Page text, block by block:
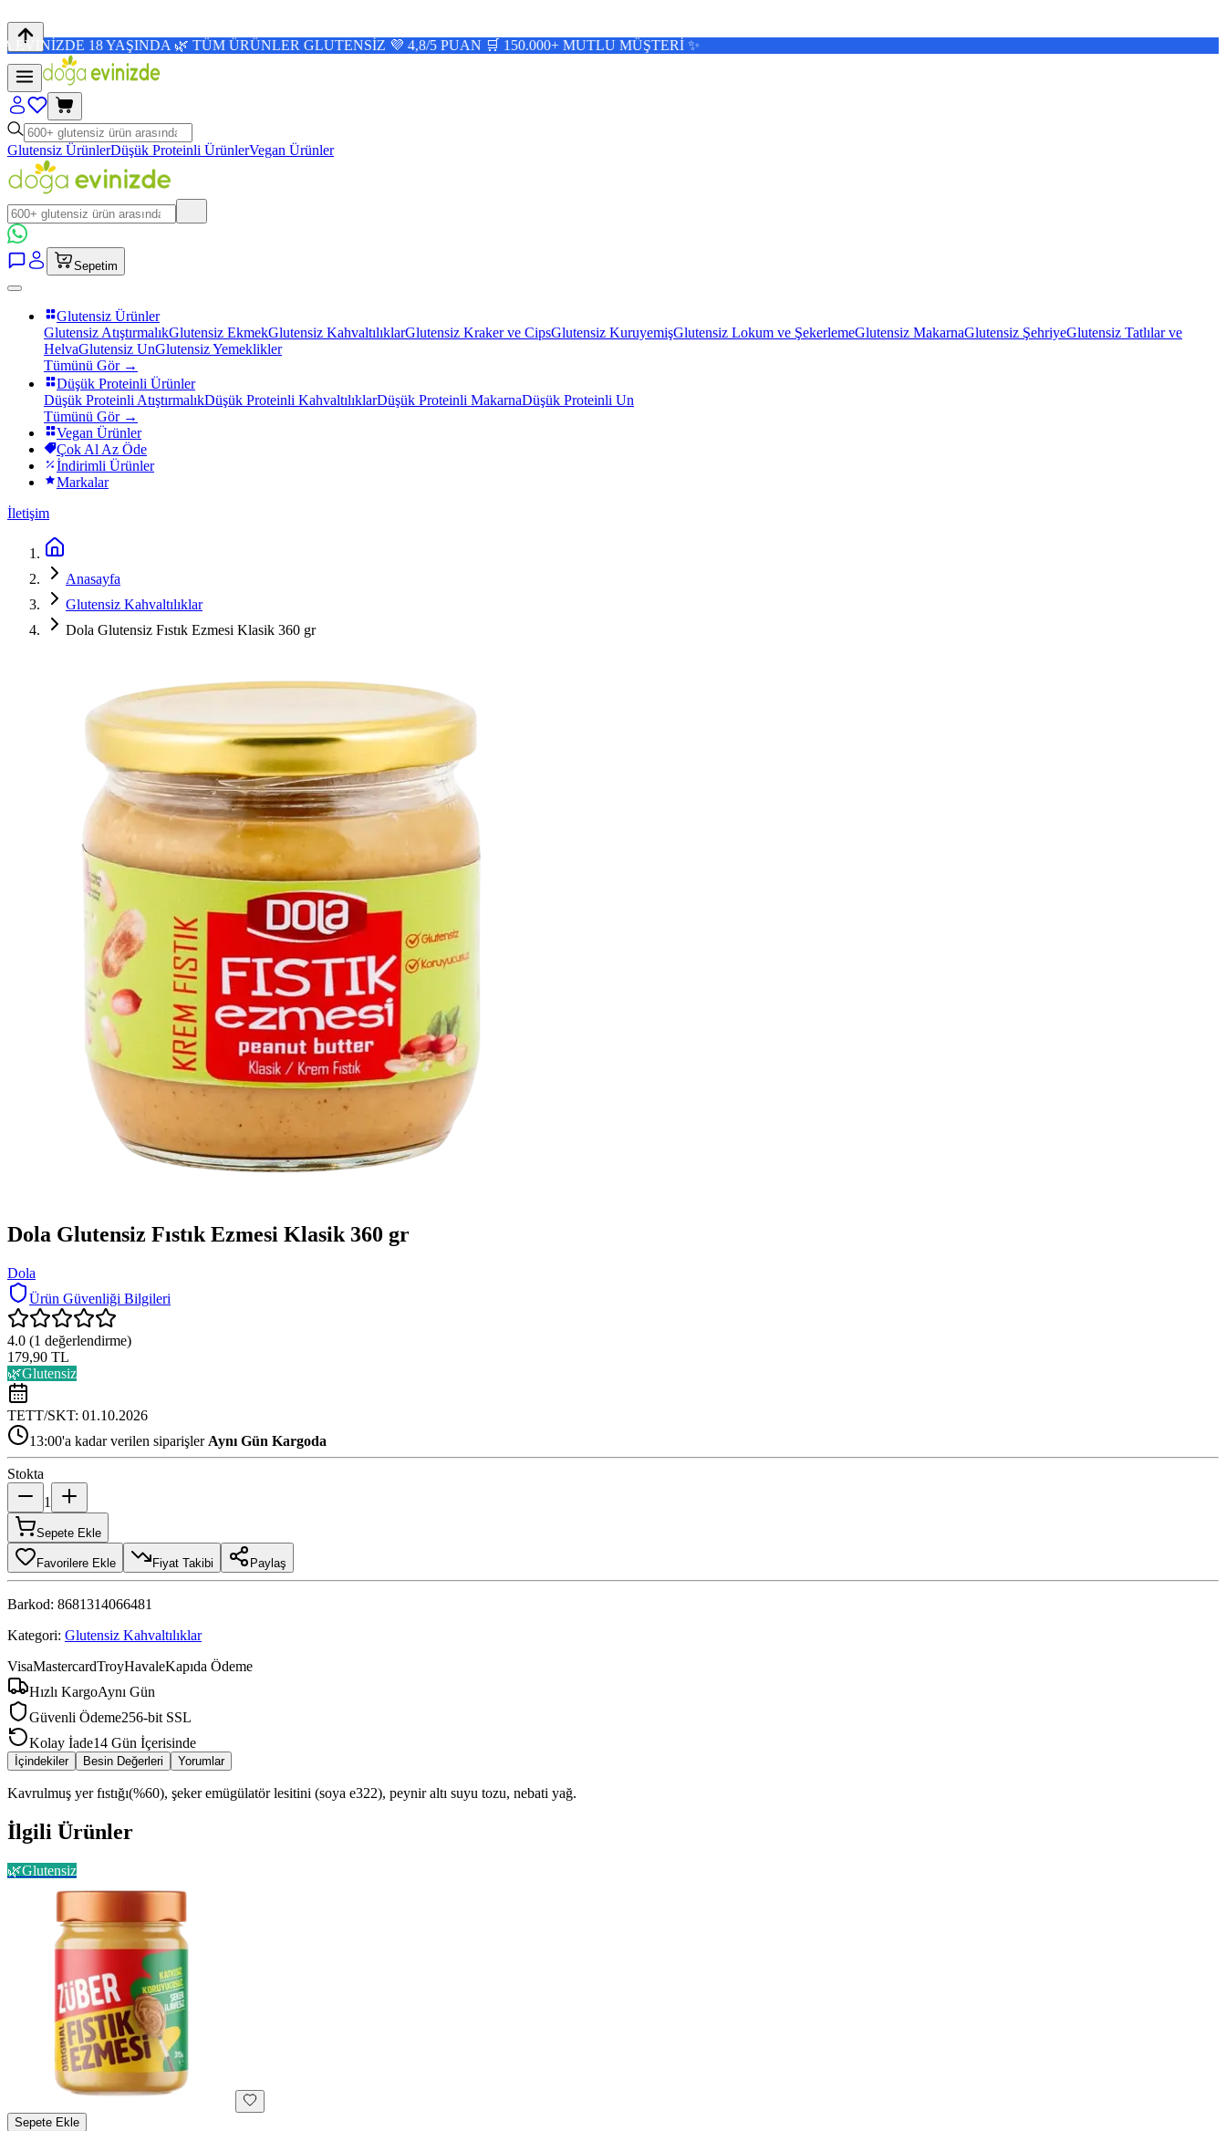
YAŞINDA 🌿 TÜM ÜRÜNLER GLUTENSİZ 💜 4,8/5 PUAN 🛒 150.000+ MUTLU MÜŞTERİ ✨
Glutensiz ÜrünlerDüşük Proteinli ÜrünlerVegan Ürünler
Sepetim
Glutensiz Ürünler
Glutensiz AtıştırmalıkGlutensiz EkmekGlutensiz KahvaltılıklarGlutensiz Kraker ve CipsGlutensiz KuruyemişGlutensiz Lokum ve ŞekerlemeGlutensiz MakarnaGlutensiz ŞehriyeGlutensiz Tatlılar ve
HelvaGlutensiz UnGlutensiz Yemeklikler
Tümünü Gör →
Düşük Proteinli Ürünler
Düşük Proteinli AtıştırmalıkDüşük Proteinli KahvaltılıklarDüşük Proteinli MakarnaDüşük Proteinli Un
Tümünü Gör →
Vegan Ürünler
Çok Al Az Öde
İndirimli Ürünler
Markalar
İletişim
Anasayfa
Glutensiz Kahvaltılıklar
Dola Glutensiz Fıstık Ezmesi Klasik 360 gr
Dola Glutensiz Fıstık Ezmesi Klasik 360 gr
Dola
Ürün Güvenliği Bilgileri
4.0 (1 değerlendirme)
179,90 TL
🌿Glutensiz
TETT/SKT: 01.10.2026
13:00'a kadar verilen siparişler Aynı Gün Kargoda
Stokta
1
Sepete Ekle
Favorilere Ekle Fiyat Takibi Paylaş
Barkod: 8681314066481
Kategori: Glutensiz Kahvaltılıklar
VisaMastercardTroyHavaleKapıda Ödeme
Hızlı KargoAynı Gün
Güvenli Ödeme256-bit SSL
Kolay İade14 Gün İçerisinde
İçindekiler Besin Değerleri Yorumlar
Kavrulmuş yer fıstığı(%60), şeker emügülatör lesitini (soya e322), peynir altı suyu tozu, nebati yağ.
İlgili Ürünler
🌿Glutensiz
Sepete Ekle